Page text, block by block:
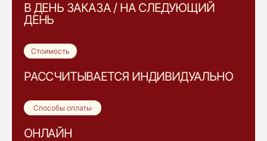
В ДЕНЬ ЗАКАЗА / НА СЛЕДУЮЩИЙ
ДЕНЬ
Стоимость
РАССЧИТЫВАЕТСЯ ИНДИВИДУАЛЬНО
Способы оплаты
ОНЛАЙН